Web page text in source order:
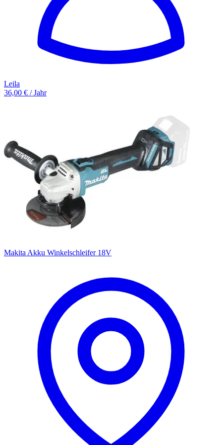
Leila
36,00 € / Jahr
Makita Akku Winkelschleifer 18V